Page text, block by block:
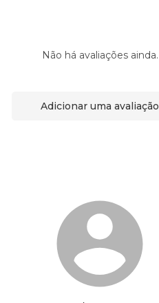
Não há avaliações ainda.
Adicionar uma avaliação